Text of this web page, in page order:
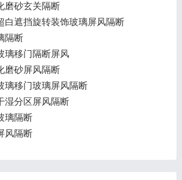
磨砂玄关隔断
白遮挡旋转装饰玻璃屏风隔断
隔断
璃移门隔断屏风
磨砂屏风隔断
璃移门玻璃屏风隔断
湿分区屏风隔断
璃隔断
风隔断